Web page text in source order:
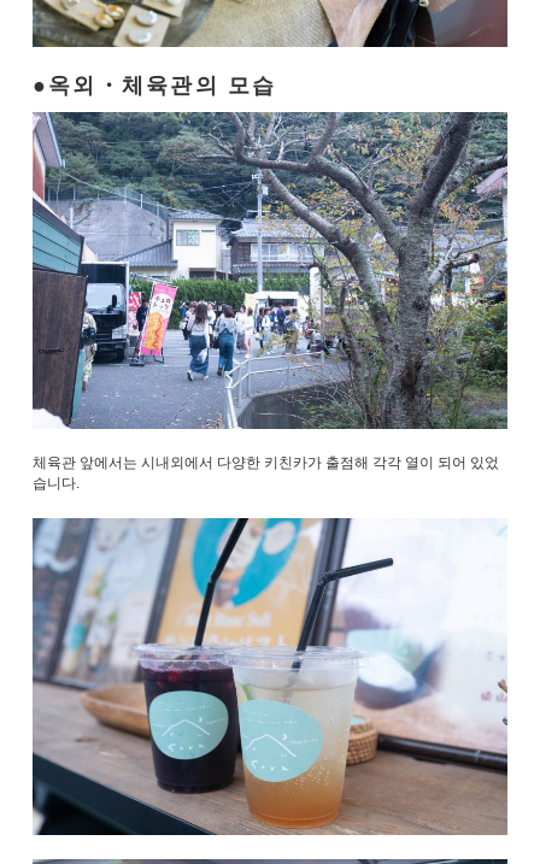
옥외・체육관의 모습
체육관 앞에서는 시내외에서 다양한 키친카가 출점해 각각 열이 되어 있었
습니다.